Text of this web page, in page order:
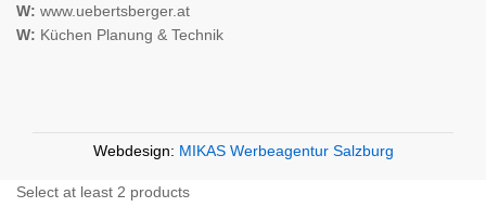
W: www.uebertsberger.at
W: Küchen Planung & Technik
Webdesign: MIKAS Werbeagentur Salzburg
Select at least 2 products